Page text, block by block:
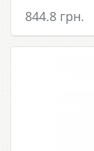
844.8 грн.